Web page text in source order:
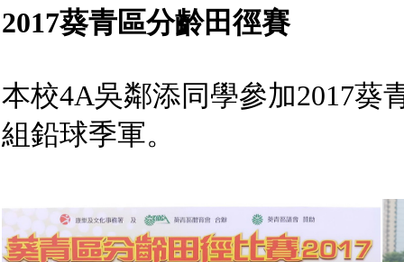
2017葵青區分齡田徑賽
本校4A吳鄰添同學參加2017葵
組鉛球季軍。